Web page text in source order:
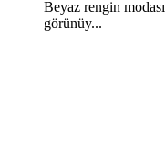
Beyaz rengin
görünüy...